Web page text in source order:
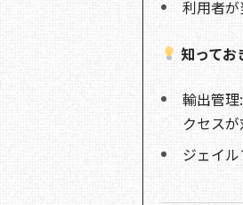
利用者
知ってお
輸出管
クセス
ジェイ